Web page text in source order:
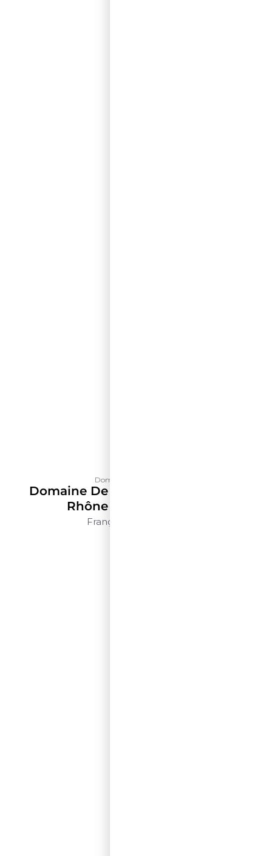
Domaine de La Solitude
Domaine De La Solitude Côtes Du
Rhône Rouge – 500ml
França